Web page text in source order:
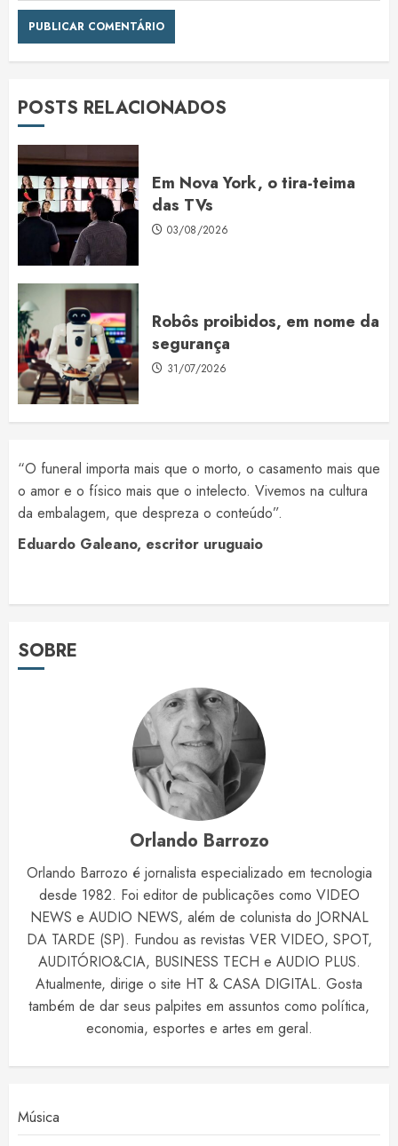
POSTS RELACIONADOS
Em Nova York, o tira-teima
das TVs
03/08/2026
Robôs proibidos, em nome da
segurança
31/07/2026
“O funeral importa mais que o morto, o casamento mais que
o amor e o físico mais que o intelecto. Vivemos na cultura
da embalagem, que despreza o conteúdo”.
Eduardo Galeano, escritor uruguaio
SOBRE
Orlando Barrozo
Orlando Barrozo é jornalista especializado em tecnologia
desde 1982. Foi editor de publicações como VIDEO
NEWS e AUDIO NEWS, além de colunista do JORNAL
DA TARDE (SP). Fundou as revistas VER VIDEO, SPOT,
AUDITÓRIO&CIA, BUSINESS TECH e AUDIO PLUS.
Atualmente, dirige o site HT & CASA DIGITAL. Gosta
também de dar seus palpites em assuntos como política,
economia, esportes e artes em geral.
Música